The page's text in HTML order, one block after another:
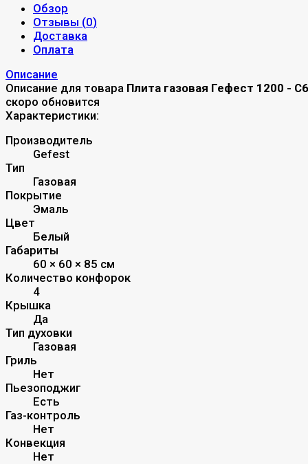
Обзор
Отзывы (0)
Доставка
Оплата
Описание
Описание для товара Плита газовая Гефест 1200 - С6
скоро обновится
Характеристики:
Производитель
Gefest
Тип
Газовая
Покрытие
Эмаль
Цвет
Белый
Габариты
60 × 60 × 85 см
Количество конфорок
4
Крышка
Да
Тип духовки
Газовая
Гриль
Нет
Пьезоподжиг
Есть
Газ-контроль
Нет
Конвекция
Нет